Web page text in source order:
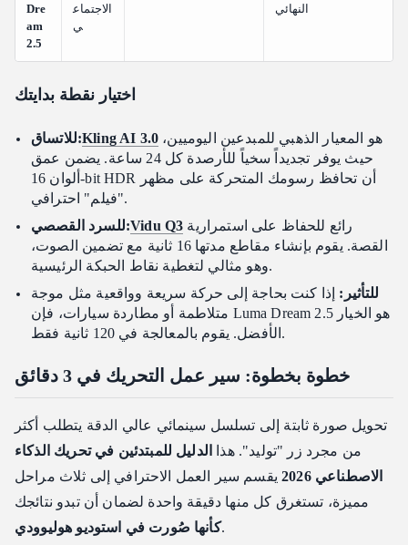
Dre
am
2.5
الاجتماع
ي
النهائي
اختيار نقطة بدايتك
للاتساق:Kling AI 3.0
حيث يوفر تجديداً سخياً للأرصدة كل 24 ساعة. يضمن عمق
ألوان 16-bit HDR أن تحافظ رسومك المتحركة على مظهر
"فيلم" احترافي.
للسرد القصصي:Vidu Q3
القصة. يقوم بإنشاء مقاطع مدتها 16 ثانية مع تضمين الصوت،
وهو مثالي لتغطية نقاط الحبكة الرئيسية.
للتأثير: إذا كنت بحاجة إلى حركة سريعة وواقعية مثل موجة
متلاطمة أو مطاردة سيارات، فإن Luma Dream 2.5 هو الخيار
الأفضل. يقوم بالمعالجة في 120 ثانية فقط.
خطوة بخطوة: سير عمل التحريك في 3 دقائق
تحويل صورة ثابتة إلى تسلسل سينمائي عالي الدقة يتطلب أكثر
من مجرد زر "توليد". هذا
الدليل للمبتدئين في تحريك الذكاء
الاصطناعي 2026
يقسم سير العمل الاحترافي إلى ثلاث مراحل
مميزة، تستغرق كل منها دقيقة واحدة لضمان أن تبدو نتائجك
كأنها صُورت في استوديو هوليوودي.